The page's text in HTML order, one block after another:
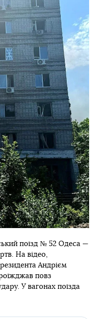
поїзд № 52 Одеса —
На відео,
Андрієм
повз
У вагонах поїзда